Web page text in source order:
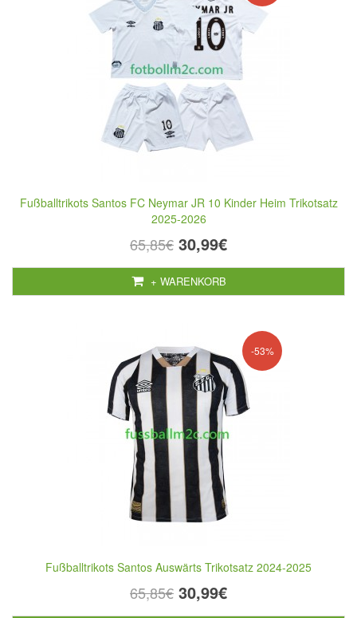
Fußballtrikots Santos FC Neymar JR 10 Kinder Heim Trikotsatz
2025-2026
65,85€ 30,99€
+ WARENKORB
-53%
Fußballtrikots Santos Auswärts Trikotsatz 2024-2025
65,85€ 30,99€